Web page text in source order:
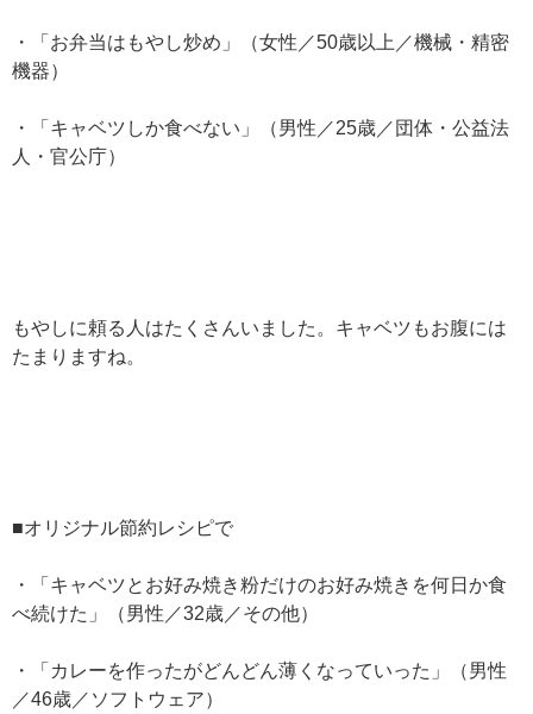
・「お弁当はもやし炒め」（女性／50歳以上／機械・精密
機器）
・「キャベツしか食べない」（男性／25歳／団体・公益法
人・官公庁）
もやしに頼る人はたくさんいました。キャベツもお腹には
たまりますね。
■オリジナル節約レシピで
・「キャベツとお好み焼き粉だけのお好み焼きを何日か食
べ続けた」（男性／32歳／その他）
・「カレーを作ったがどんどん薄くなっていった」（男性
／46歳／ソフトウェア）